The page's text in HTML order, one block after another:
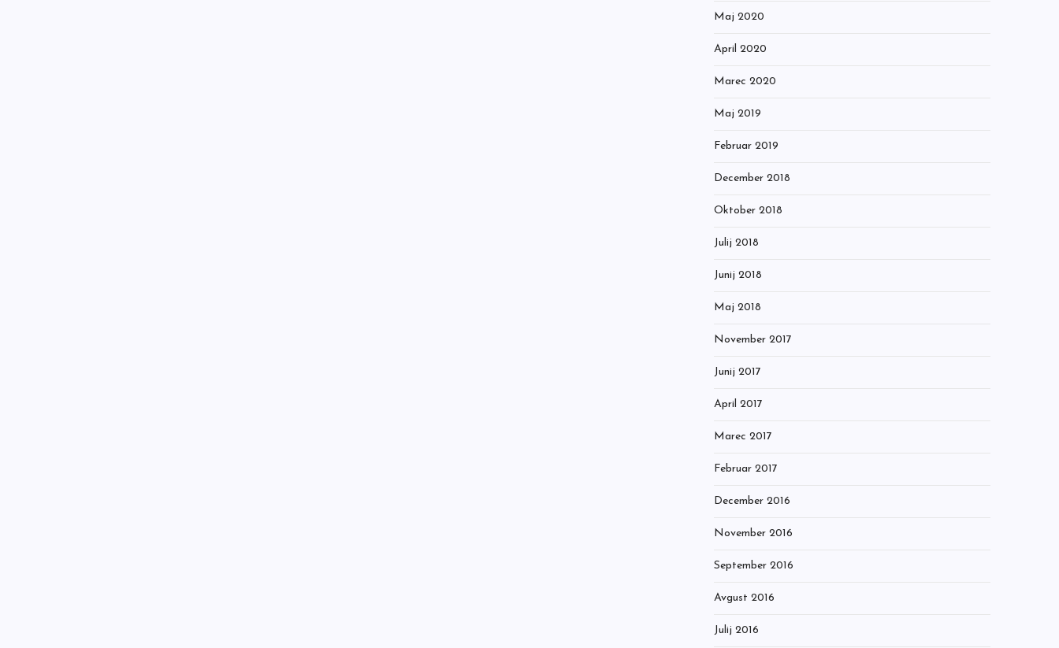
Maj 2020
April 2020
Marec 2020
Maj 2019
Februar 2019
December 2018
Oktober 2018
Julij 2018
Junij 2018
Maj 2018
November 2017
Junij 2017
April 2017
Marec 2017
Februar 2017
December 2016
November 2016
September 2016
Avgust 2016
Julij 2016